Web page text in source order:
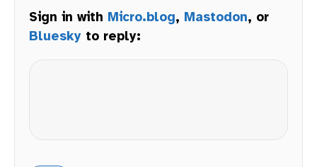
Sign in with Micro.blog, Mastodon, or
Bluesky to reply: